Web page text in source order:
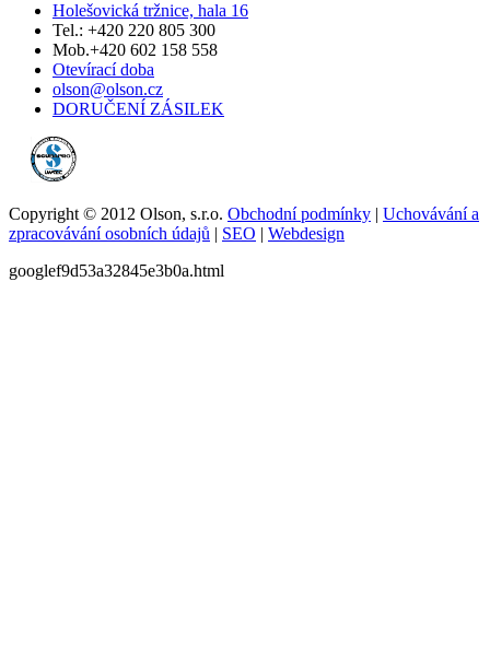
Holešovická tržnice, hala 16
Tel.: +420 220 805 300
Mob.+420 602 158 558
Otevírací doba
olson@olson.cz
DORUČENÍ ZÁSILEK
Copyright © 2012 Olson, s.r.o. Obchodní podmínky | Uchovávání a
zpracovávání osobních údajů | SEO | Webdesign
googlef9d53a32845e3b0a.html